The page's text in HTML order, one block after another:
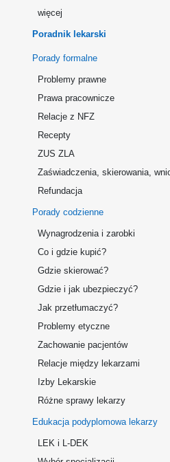
więcej
Poradnik lekarski
Porady formalne
Problemy prawne
Prawa pracownicze
Relacje z NFZ
Recepty
ZUS ZLA
Zaświadczenia, skierowania,
Refundacja
Porady codzienne
Wynagrodzenia i zarobki
Co i gdzie kupić?
Gdzie skierować?
Gdzie i jak ubezpieczyć?
Jak przetłumaczyć?
Problemy etyczne
Zachowanie pacjentów
Relacje między lekarzami
Izby Lekarskie
Różne sprawy lekarzy
Edukacja podyplomowa lekarzy
LEK i L-DEK